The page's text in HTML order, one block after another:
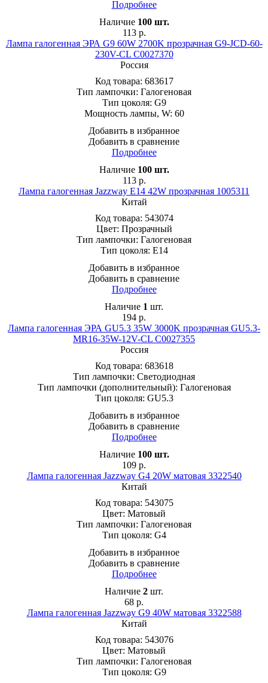
Подробнее
Наличие 100 шт.
113 р.
Лампа галогенная ЭРА G9 60W 2700K прозрачная G9-JCD-60-
230V-CL C0027370
Россия
Код товара: 683617
Тип лампочки: Галогеновая
Тип цоколя: G9
Мощность лампы, W: 60
Добавить в избранное
Добавить в сравнение
Подробнее
Наличие 100 шт.
113 р.
Лампа галогенная Jazzway E14 42W прозрачная 1005311
Китай
Код товара: 543074
Цвет: Прозрачный
Тип лампочки: Галогеновая
Тип цоколя: E14
Добавить в избранное
Добавить в сравнение
Подробнее
Наличие 1 шт.
194 р.
Лампа галогенная ЭРА GU5.3 35W 3000K прозрачная GU5.3-
MR16-35W-12V-CL C0027355
Россия
Код товара: 683618
Тип лампочки: Светодиодная
Тип лампочки (дополнительный): Галогеновая
Тип цоколя: GU5.3
Добавить в избранное
Добавить в сравнение
Подробнее
Наличие 100 шт.
109 р.
Лампа галогенная Jazzway G4 20W матовая 3322540
Китай
Код товара: 543075
Цвет: Матовый
Тип лампочки: Галогеновая
Тип цоколя: G4
Добавить в избранное
Добавить в сравнение
Подробнее
Наличие 2 шт.
68 р.
Лампа галогенная Jazzway G9 40W матовая 3322588
Китай
Код товара: 543076
Цвет: Матовый
Тип лампочки: Галогеновая
Тип цоколя: G9